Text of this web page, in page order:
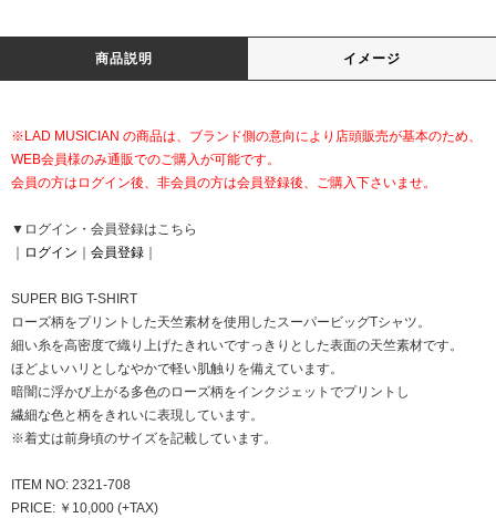
商品説明 イメージ
※LAD MUSICIAN の商品は、ブランド側の意向により店頭販売が基本のため、
WEB会員様のみ通販でのご購入が可能です。
会員の方はログイン後、非会員の方は会員登録後、ご購入下さいませ。
▼ログイン・会員登録はこちら
ログイン 会員登録
SUPER BIG T-SHIRT
ローズ柄をプリントした天竺素材を使用したスーパービッグTシャツ。
細い糸を高密度で織り上げたきれいですっきりとした表面の天竺素材です。
ほどよいハリとしなやかで軽い肌触りを備えています。
暗闇に浮かび上がる多色のローズ柄をインクジェットでプリントし
繊細な色と柄をきれいに表現しています。
※着丈は前身頃のサイズを記載しています。
ITEM NO: 2321-708
PRICE: ￥10,000 (+TAX)